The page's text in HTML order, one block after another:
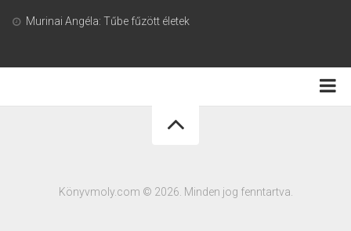
Murinai Angéla: Tűbe fűzött életek
Könyvmoly.com © 2026. Minden jog fenntartva.